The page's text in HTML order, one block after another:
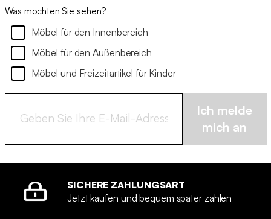
Was möchten Sie sehen?
Möbel für den Innenbereich
Möbel für den Außenbereich
Möbel und Freizeitartikel für Kinder
Ich melde
mich an
SICHERE ZAHLUNGSART
Jetzt kaufen und bequem später zahlen